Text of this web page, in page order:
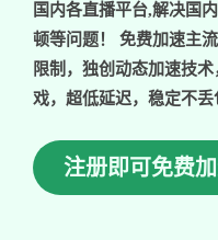
国内各直播平台,解决国
顿等问题！ 免费加速主
限制，独创动态加速技
戏，超低延迟，稳定不丢
注册即可免费